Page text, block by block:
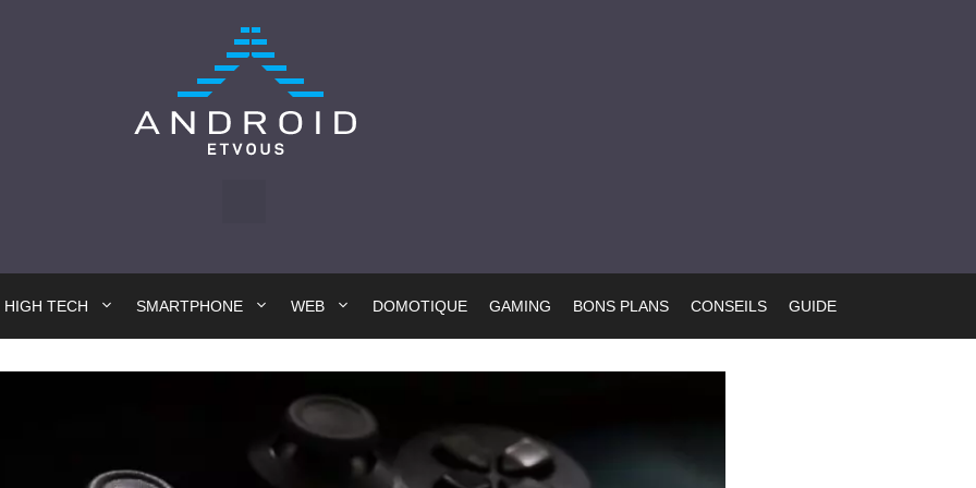
HIGH TECH SMARTPHONE WEB DOMOTIQUE GAMING BONS PLANS CONSEILS GUIDE